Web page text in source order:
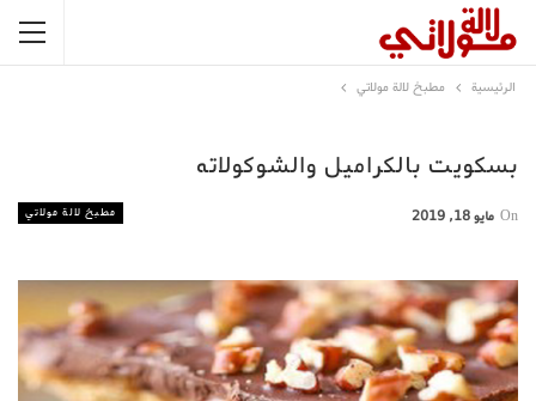
الرئيسية مطبخ لالة مولاتي
بسكويت بالكراميل والشوكولاته
مطبخ لالة مولاتي On مايو 18, 2019